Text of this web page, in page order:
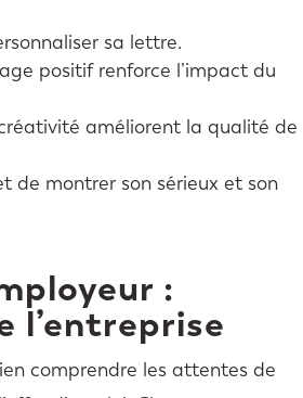
sa lettre.
positif renforce l’impact du
améliorent la qualité de
de montrer son sérieux et son
:
l’entreprise
comprendre les attentes de